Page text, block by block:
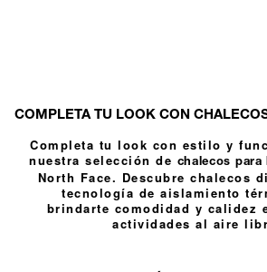
COMPLETA TU LOOK CON
Completa tu look con estilo y
nuestra selección de
chalecos para
North Face. Descubre chalecos
tecnología de aislamiento
brindarte comodidad y calidez
actividades al aire